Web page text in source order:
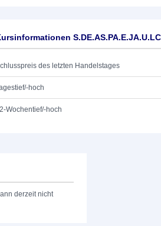
des letzten Handelstages
hoch
Wochentief/-hoch
derzeit nicht